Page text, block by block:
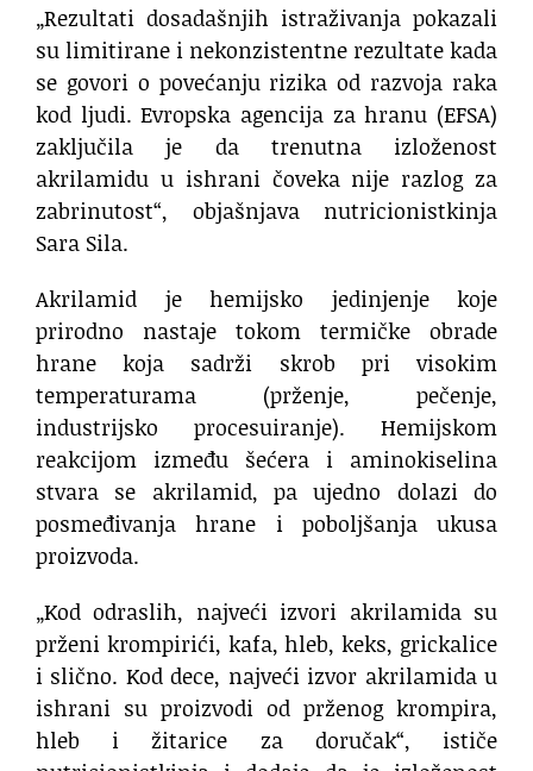
„Rezultati dosadašnjih istraživanja pokazali
su limitirane i nekonzistentne rezultate kada
se govori o povećanju rizika od razvoja raka
kod ljudi. Evropska agencija za hranu (EFSA)
zaključila je da trenutna izloženost
akrilamidu u ishrani čoveka nije razlog za
zabrinutost“, objašnjava nutricionistkinja
Sara Sila.
Akrilamid je hemijsko jedinjenje koje
prirodno nastaje tokom termičke obrade
hrane koja sadrži skrob pri visokim
temperaturama (prženje, pečenje,
industrijsko procesuiranje). Hemijskom
reakcijom između šećera i aminokiselina
stvara se akrilamid, pa ujedno dolazi do
posmeđivanja hrane i poboljšanja ukusa
proizvoda.
„Kod odraslih, najveći izvori akrilamida su
prženi krompirići, kafa, hleb, keks, grickalice
i slično. Kod dece, najveći izvor akrilamida u
ishrani su proizvodi od prženog krompira,
hleb i žitarice za doručak“, ističe